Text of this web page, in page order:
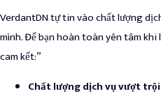
VerdantDN tự tin vào chất lượng
mình. Để bạn hoàn toàn yên tâm
cam kết:”
Chất lượng dịch vụ vượt